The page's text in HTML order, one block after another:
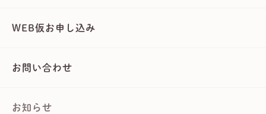
WEB仮お申し込み
お問い合わせ
お知らせ